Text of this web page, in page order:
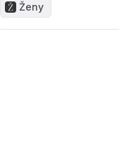
Ženy